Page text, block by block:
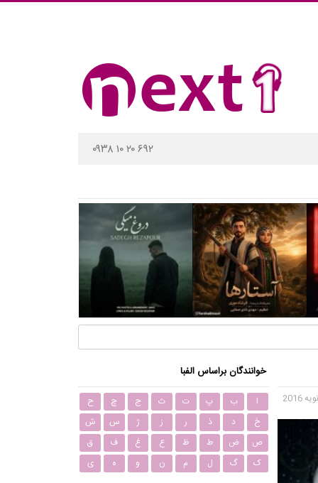
۰۹۳۸ ۱۰ ۲۰ ۶۹۲
خوانندگان براساس الفبا
ا ب پ ت ث ج چ
ح
خ
د ذ ر ز ژ س
ش
ص
ض ط ظ ع غ ف
ق
ک
گ ل م ن و ه ی